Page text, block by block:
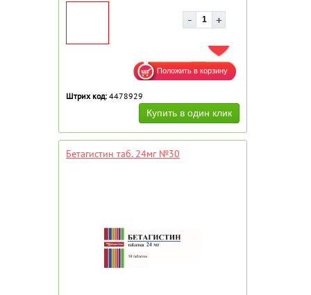
ДОБАВИТЬ В ИЗБРАННОЕ
Штрих код: 4478929
Бетагистин таб. 24мг №30